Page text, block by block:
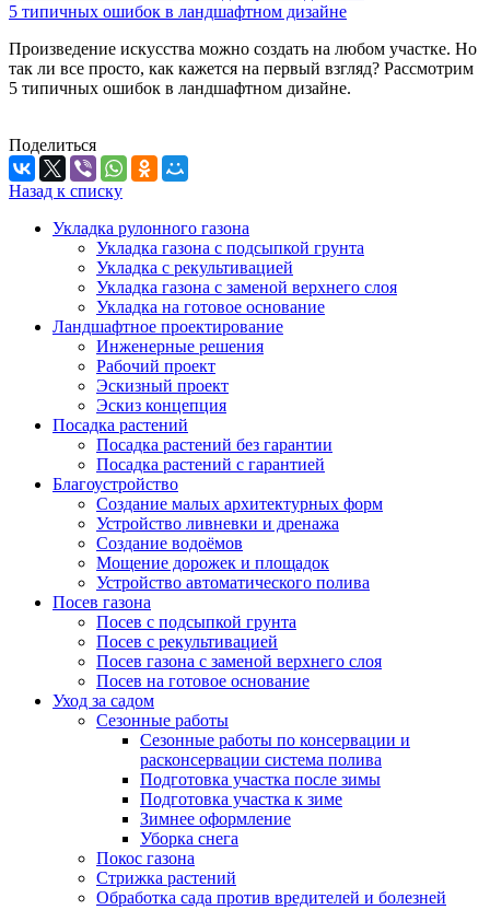
5 типичных ошибок в ландшафтном дизайне
Произведение искусства можно создать на любом участке. Но
так ли все просто, как кажется на первый взгляд? Рассмотрим
5 типичных ошибок в ландшафтном дизайне.
Поделиться
Назад к списку
Укладка рулонного газона
Укладка газона с подсыпкой грунта
Укладка с рекультивацией
Укладка газона с заменой верхнего слоя
Укладка на готовое основание
Ландшафтное проектирование
Инженерные решения
Рабочий проект
Эскизный проект
Эскиз концепция
Посадка растений
Посадка растений без гарантии
Посадка растений с гарантией
Благоустройство
Создание малых архитектурных форм
Устройство ливневки и дренажа
Создание водоёмов
Мощение дорожек и площадок
Устройство автоматического полива
Посев газона
Посев с подсыпкой грунта
Посев с рекультивацией
Посев газона с заменой верхнего слоя
Посев на готовое основание
Уход за садом
Сезонные работы
Сезонные работы по консервации и
расконсервации система полива
Подготовка участка после зимы
Подготовка участка к зиме
Зимнее оформление
Уборка снега
Покос газона
Стрижка растений
Обработка сада против вредителей и болезней